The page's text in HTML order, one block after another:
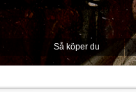
Så köper du